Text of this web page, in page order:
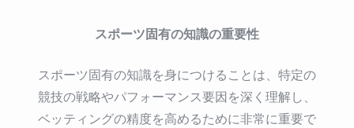
スポーツ固有の知識の重要性
スポーツ固有の知識を身につけることは、特定の
競技の戦略やパフォーマンス要因を深く理解し、
ベッティングの精度を高めるために非常に重要で